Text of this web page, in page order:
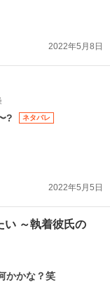
2022年5月8日
?
ネタバレ
2022年5月5日
い ～執着彼氏の
かかな？笑